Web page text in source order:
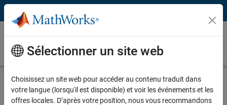
Passer au contenu
Vidéos
Videos Home Search
Play
Description
Sélectionner un site web
Choisissez un site web pour accéder au contenu traduit dans
votre langue (lorsqu'il est disponible) et voir les événements et les
offres locales. D’après votre position, nous vous recommandons